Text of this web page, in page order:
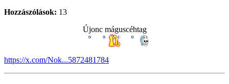
Hozzászólások: 13
Újonc máguscéhtag
https://x.com/Nok...5872481784